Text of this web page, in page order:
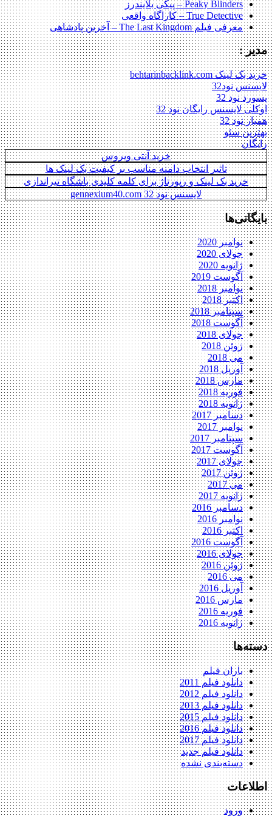
Peaky Blinders – پیکی بلایندرز
True Detective – کاراگاه واقعی
معرفی فیلم The Last Kingdom – آخرین پادشاهی
مدیر :
خرید بک لینک behtarinbacklink.com
لایسنس نود32
پسورد نود 32
اوکلی لایسنس رایگان نود 32
همیار نود 32
بهترین سئو
رایگان
خرید آنتی ویروس
تاثیر انتخاب دامنه مناسب بر کیفیت بک لینک ها
خرید بک لینک و رپورتاژ برای کلمه کلیدی باشگاه تیراندازی
لایسنس نود 32 gennexium40.com
بایگانی‌ها
نوامبر 2020
جولای 2020
ژانویه 2020
آگوست 2019
نوامبر 2018
اکتبر 2018
سپتامبر 2018
آگوست 2018
جولای 2018
ژوئن 2018
می 2018
آوریل 2018
مارس 2018
فوریه 2018
ژانویه 2018
دسامبر 2017
نوامبر 2017
سپتامبر 2017
آگوست 2017
جولای 2017
ژوئن 2017
می 2017
ژانویه 2017
دسامبر 2016
نوامبر 2016
اکتبر 2016
آگوست 2016
جولای 2016
ژوئن 2016
می 2016
آوریل 2016
مارس 2016
فوریه 2016
ژانویه 2016
دسته‌ها
باران فیلم
دانلود فیلم 2011
دانلود فیلم 2012
دانلود فیلم 2013
دانلود فیلم 2015
دانلود فیلم 2016
دانلود فیلم 2017
دانلود فیلم جدید
دسته‌بندی نشده
اطلاعات
ورود